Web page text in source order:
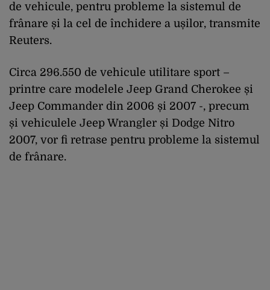
de vehicule, pentru probleme la sistemul de
frânare și la cel de închidere a ușilor, transmite
Reuters.
Circa 296.550 de vehicule utilitare sport –
printre care modelele Jeep Grand Cherokee și
Jeep Commander din 2006 și 2007 -, precum
și vehiculele Jeep Wrangler și Dodge Nitro
2007, vor fi retrase pentru probleme la sistemul
de frânare.